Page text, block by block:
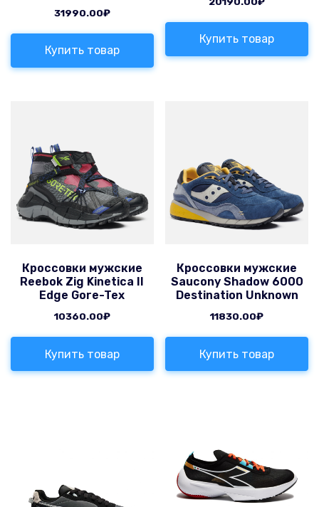
31990.00₽
Купить товар
Купить товар
Кроссовки мужские
Reebok Zig Kinetica II
Edge Gore-Tex
10360.00₽
Купить товар
Кроссовки мужские
Saucony Shadow 6000
Destination Unknown
11830.00₽
Купить товар